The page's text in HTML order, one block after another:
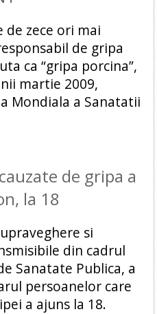
de zece ori mai
de gripa
ca “gripa porcina”,
martie 2009,
Mondiala a Sanatatii
de gripa a
la 18
si
din cadrul
Sanatate Publica, a
persoanelor care
a ajuns la 18.